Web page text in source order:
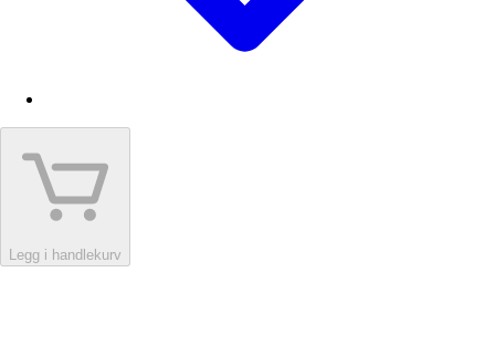
Legg i handlekurv